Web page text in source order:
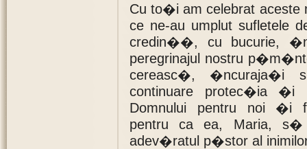
Cu to�i am celebrat aceste
ce ne-au umplut sufletele
credin��, cu bucurie,
peregrinajul nostru
cereasc�, �ncuraja�i
continuare protec�ia �i
Domnului pentru noi �i
pentru ca ea, Maria,
adev�ratul p�stor al